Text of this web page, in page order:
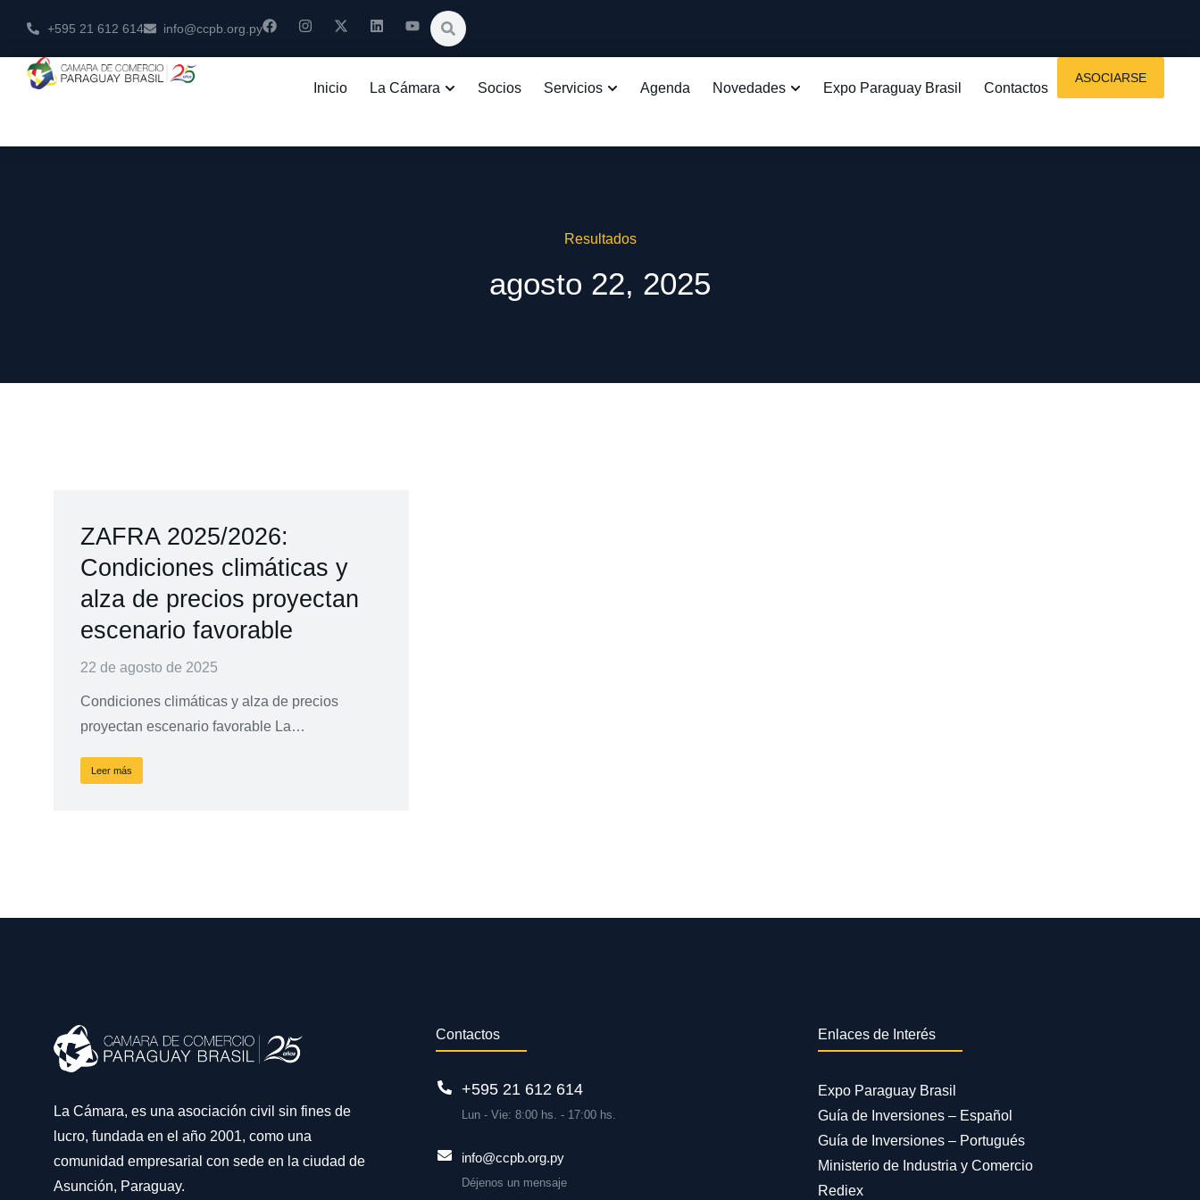
+595 21 612 614 info@ccpb.org.py
Inicio La Cámara Socios Servicios Agenda Novedades Expo Paraguay Brasil Contactos
ASOCIARSE
Resultados
agosto 22, 2025
ZAFRA 2025/2026:
Condiciones climáticas y
alza de precios proyectan
escenario favorable
22 de agosto de 2025
Condiciones climáticas y alza de precios
proyectan escenario favorable La…
Leer más
La Cámara, es una asociación civil sin fines de
lucro, fundada en el año 2001, como una
comunidad empresarial con sede en la ciudad de
Asunción, Paraguay.
Contactos
+595 21 612 614
Lun - Vie: 8:00 hs. - 17:00 hs.
info@ccpb.org.py
Déjenos un mensaje
Enlaces de Interés
Expo Paraguay Brasil
Guía de Inversiones – Español
Guía de Inversiones – Portugués
Ministerio de Industria y Comercio
Rediex